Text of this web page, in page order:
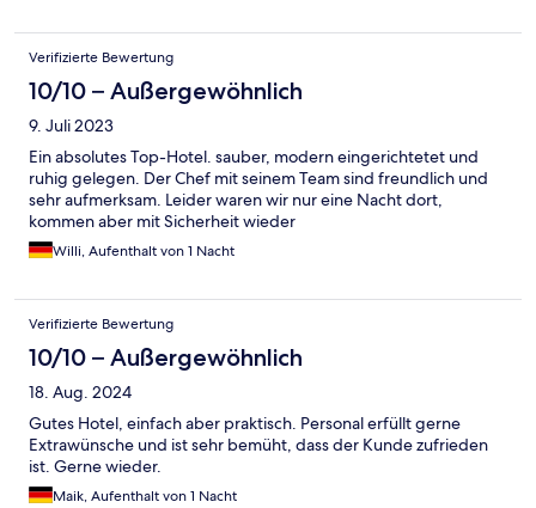
Verifizierte Bewertung
10/10 – Außergewöhnlich
9. Juli 2023
Ein absolutes Top-Hotel. sauber, modern eingerichtetet und
ruhig gelegen. Der Chef mit seinem Team sind freundlich und
sehr aufmerksam. Leider waren wir nur eine Nacht dort,
kommen aber mit Sicherheit wieder
Willi, Aufenthalt von 1 Nacht
Verifizierte Bewertung
10/10 – Außergewöhnlich
18. Aug. 2024
Gutes Hotel, einfach aber praktisch. Personal erfüllt gerne
Extrawünsche und ist sehr bemüht, dass der Kunde zufrieden
ist. Gerne wieder.
Maik, Aufenthalt von 1 Nacht